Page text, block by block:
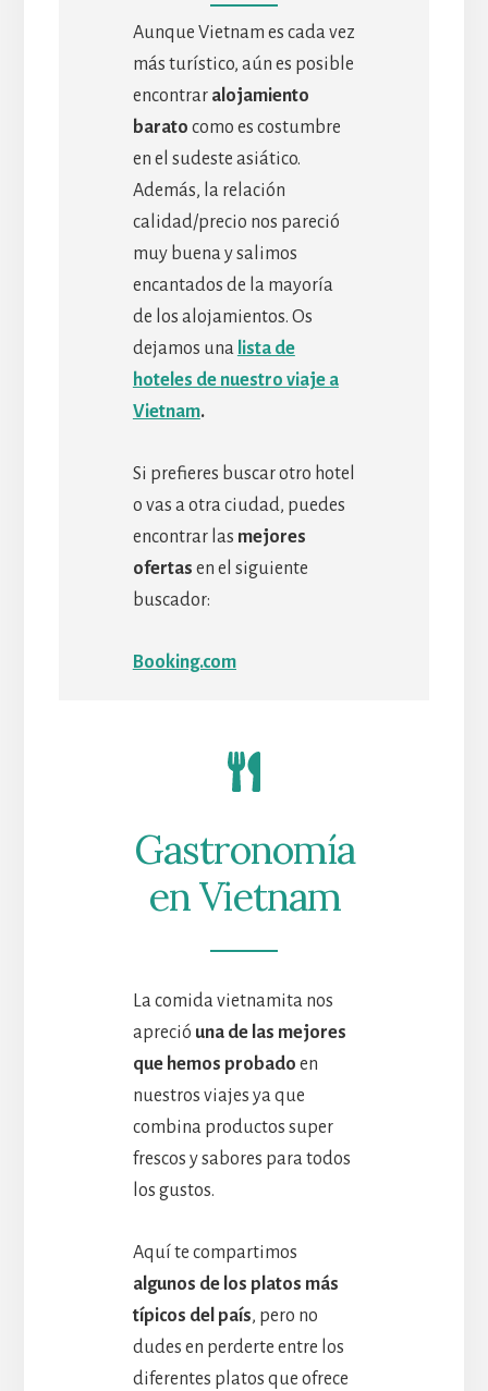
Aunque Vietnam es cada vez
más turístico, aún es posible
encontrar alojamiento
barato como es costumbre
en el sudeste asiático.
Además, la relación
calidad/precio nos pareció
muy buena y salimos
encantados de la mayoría
de los alojamientos. Os
dejamos una lista de
hoteles de nuestro viaje a
Vietnam.
Si prefieres buscar otro hotel
o vas a otra ciudad, puedes
encontrar las mejores
ofertas en el siguiente
buscador:
Booking.com
Gastronomía
en Vietnam
La comida vietnamita nos
apreció una de las mejores
que hemos probado en
nuestros viajes ya que
combina productos super
frescos y sabores para todos
los gustos.
Aquí te compartimos
algunos de los platos más
típicos del país, pero no
dudes en perderte entre los
diferentes platos que ofrece